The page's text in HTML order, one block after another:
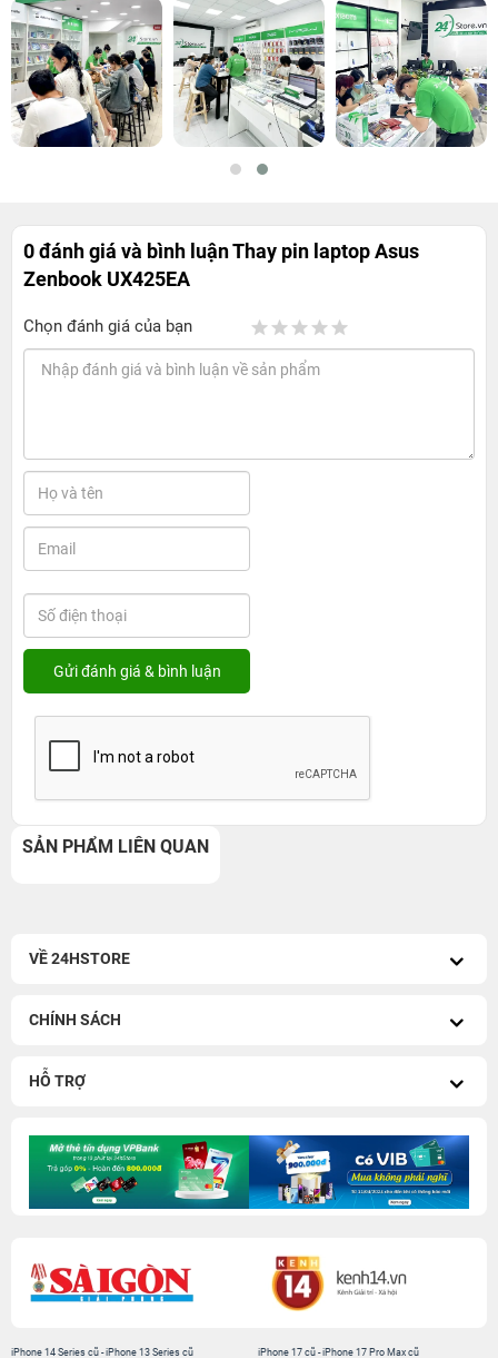
0 đánh giá và bình luậnThay pin laptop Asus
Zenbook UX425EA
Chọn đánh giá của bạn
SẢN PHẨM LIÊN QUAN
VỀ 24HSTORE
CHÍNH SÁCH
HỖ TRỢ
iPhone 14 Series cũ -iPhone 13 Series cũ
iPhone 17 cũ-iPhone 17 Pro Max cũ